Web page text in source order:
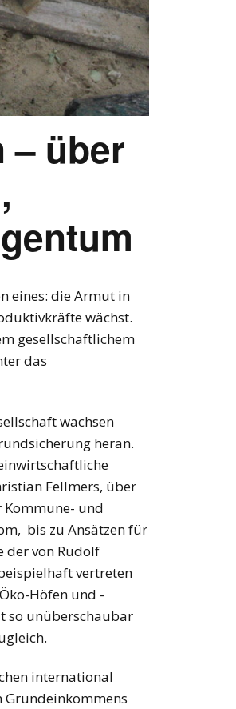
– über
eines: die Armut in
wächst.
gesellschaftlichem
das
wachsen
heran.
Fellmers, über
und
bis zu Ansätzen für
der von Rudolf
vertreten
Höfen und -
so unüberschaubar
international